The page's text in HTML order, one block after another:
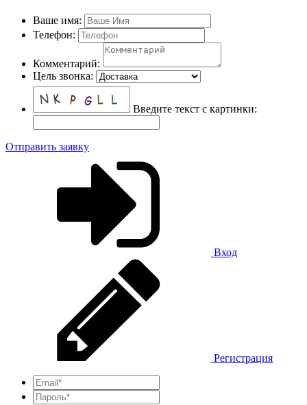
Ваше имя:
Телефон:
Комментарий:
Цель звонка:
Введите текст с картинки:
Отправить заявку
Вход
Регистрация